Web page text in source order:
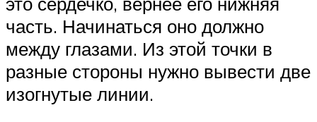
часть. Начинаться оно должно
между глазами. Из этой точки в
разные стороны нужно вывести две
изогнутые линии.